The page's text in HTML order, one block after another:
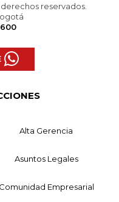
reservados.
Alta Gerencia
Asuntos Legales
Comunidad Empresarial